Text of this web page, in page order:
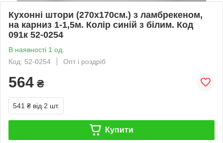
Кухонні штори (270х170см.) з ламбрекеном,
на карниз 1-1,5м. Колір синій з білим. Код
091к 52-0254
В наявності 1 од.
Код: 52-0254
Опт і роздріб
564 ₴
541 ₴ від 2 шт.
Купити